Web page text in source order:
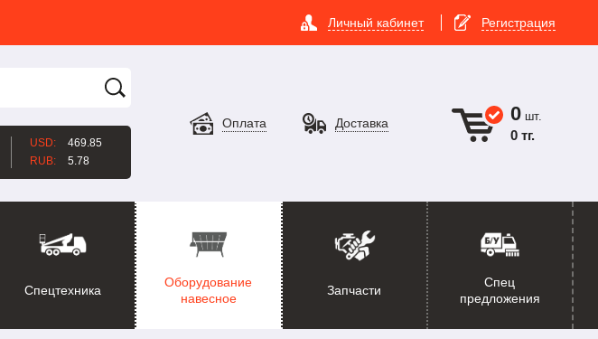
Личный кабинет Регистрация
USD:
469.85
RUB:
5.78
Оплата Доставка 0 шт.
0 тг.
Спецтехника
Оборудование
навесное
Запчасти
Спец
предложения